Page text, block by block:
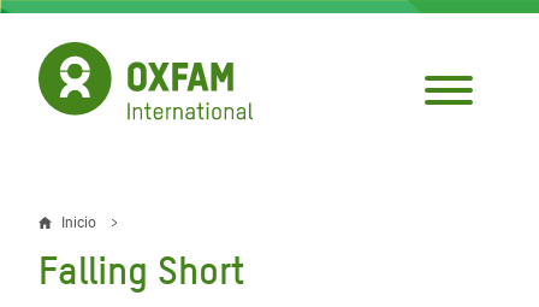
Pasar
contenido
principal
Sobrescribir
enlaces
Inicio
Falling Short